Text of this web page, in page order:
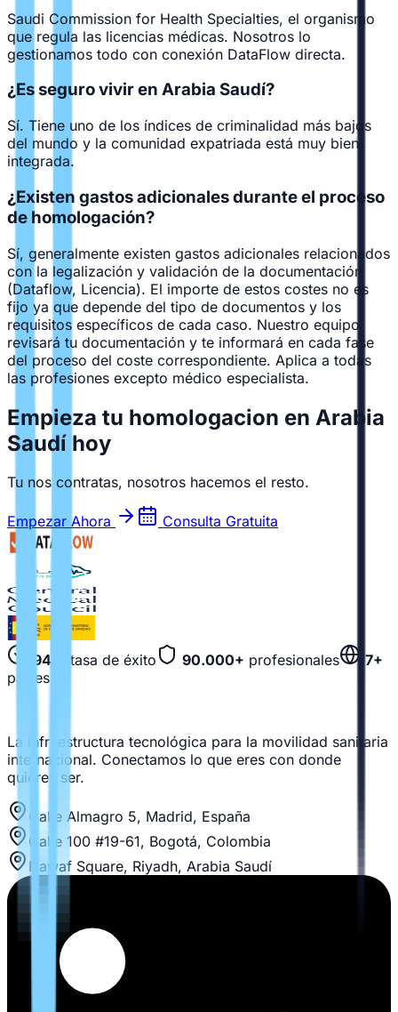
Saudi Commission for Health Specialties, el organismo
que regula las licencias médicas. Nosotros lo
gestionamos todo con conexión DataFlow directa.
¿Es seguro vivir en Arabia Saudí?
Sí. Tiene uno de los índices de criminalidad más bajos
del mundo y la comunidad expatriada está muy bien
integrada.
¿Existen gastos adicionales durante el proceso
de homologación?
Sí, generalmente existen gastos adicionales relacionados
con la legalización y validación de la documentación
(Dataflow, Licencia). El importe de estos costes no es
fijo ya que depende del tipo de documentos y los
requisitos específicos de cada caso. Nuestro equipo
revisará tu documentación y te informará en cada fase
del proceso del coste correspondiente. Aplica a todas
las profesiones excepto médico especialista.
Empieza tu homologacion en Arabia
Saudí hoy
Tu nos contratas, nosotros hacemos el resto.
Empezar Ahora Consulta Gratuita
94% tasa de éxito 90.000+ profesionales
7+
países
La infraestructura tecnológica para la movilidad sanitaria
internacional. Conectamos lo que eres con donde
quieres ser.
Calle Almagro 5, Madrid, España
Calle 100 #19-61, Bogotá, Colombia
Nawaf Square, Riyadh, Arabia Saudí